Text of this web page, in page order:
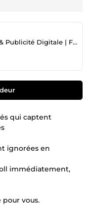
Spécialiste Motion Design & Publicité Digitale | Facebook Ads · Ebooks · Formations · SaaS
qui captent
ignorées en
immédiatement,
pour vous.